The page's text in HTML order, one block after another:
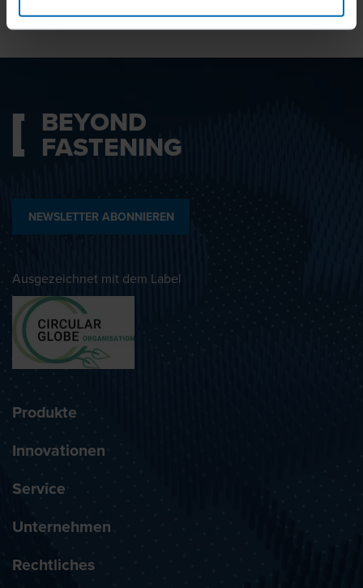
BEYOND
FASTENING
NEWSLETTER ABONNIEREN
Ausgezeichnet mit dem Label
Produkte
Innovationen
Service
Unternehmen
Rechtliches